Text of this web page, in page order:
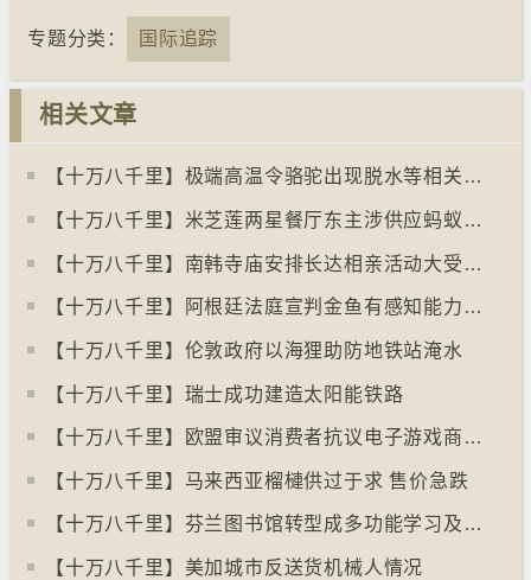
专题分类： 国际追踪
相关文章
【十万八千里】极端高温令骆驼出现脱水等相关疾病
【十万八千里】米芝莲两星餐厅东主涉供应蚂蚁菜式 检方求囚一年
【十万八千里】南韩寺庙安排长达相亲活动大受欢迎
【十万八千里】阿根廷法庭宣判金鱼有感知能力须从寿司店移走
【十万八千里】伦敦政府以海狸助防地铁站淹水
【十万八千里】瑞士成功建造太阳能铁路
【十万八千里】欧盟审议消费者抗议电子游戏商关闭伺服器
【十万八千里】马来西亚榴槤供过于求 售价急跌
【十万八千里】芬兰图书馆转型成多功能学习及娱乐中心
【十万八千里】美加城市反送货机械人情况